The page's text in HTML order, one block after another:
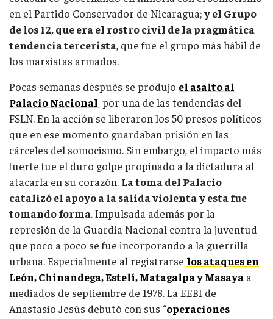
en el Partido Conservador de Nicaragua;y el Grupo
de los 12, que era el rostro civil de la pragmática
tendencia tercerista, que fue el grupo más hábil de
los marxistas armados.
Pocas semanas después se produjo el asalto al
Palacio Nacional por una de las tendencias del
FSLN. En la acción se liberaron los 50 presos políticos
que en ese momento guardaban prisión en las
cárceles del somocismo. Sin embargo, el impacto más
fuerte fue el duro golpe propinado a la dictadura al
atacarla en su corazón. La toma del Palacio
catalizó el apoyo a la salida violentay esta fue
tomando forma. Impulsada además por la
represión de la Guardia Nacional contra la juventud
que poco a poco se fue incorporando a la guerrilla
urbana. Especialmente al registrarse los ataques en
León, Chinandega, Estelí, Matagalpa y Masaya a
mediados de septiembre de 1978. La EEBI de
Anastasio Jesús debutó con sus “operaciones